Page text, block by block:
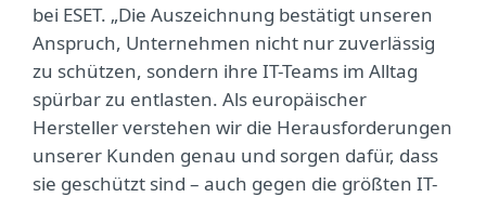
bei ESET. „Die Auszeichnung bestätigt unseren
Anspruch, Unternehmen nicht nur zuverlässig
zu schützen, sondern ihre IT-Teams im Alltag
spürbar zu entlasten. Als europäischer
Hersteller verstehen wir die Herausforderungen
unserer Kunden genau und sorgen dafür, dass
sie geschützt sind – auch gegen die größten IT-